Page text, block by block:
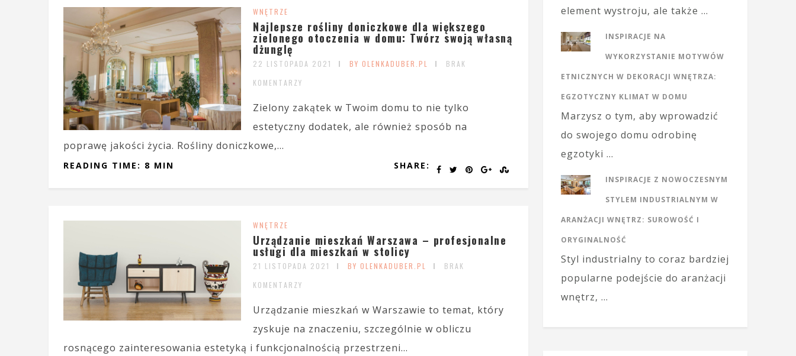
WNĘTRZE
Najlepsze rośliny doniczkowe dla większego
zielonego otoczenia w domu: Twórz swoją własną
dżunglę
22 LISTOPADA 2021 BY OLENKADUBER.PL
BRAK
KOMENTARZY
Zielony zakątek w Twoim domu to nie tylko
estetyczny dodatek, ale również sposób na
poprawę jakości życia. Rośliny doniczkowe,...
SHARE:
READING TIME: 8 MIN
WNĘTRZE
Urządzanie mieszkań Warszawa – profesjonalne
usługi dla mieszkań w stolicy
21 LISTOPADA 2021 BY OLENKADUBER.PL
BRAK
KOMENTARZY
Urządzanie mieszkań w Warszawie to temat, który
zyskuje na znaczeniu, szczególnie w obliczu
rosnącego zainteresowania estetyką i funkcjonalnością przestrzeni...
element wystroju, ale także …
INSPIRACJE NA
WYKORZYSTANIE MOTYWÓW
ETNICZNYCH W DEKORACJI WNĘTRZA:
EGZOTYCZNY KLIMAT W DOMU
Marzysz o tym, aby wprowadzić
do swojego domu odrobinę
egzotyki …
INSPIRACJE Z NOWOCZESNYM
STYLEM INDUSTRIALNYM W
ARANŻACJI WNĘTRZ: SUROWOŚĆ I
ORYGINALNOŚĆ
Styl industrialny to coraz bardziej
popularne podejście do aranżacji
wnętrz, …